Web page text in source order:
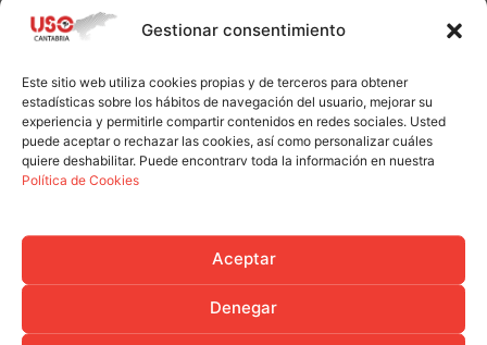
Gestionar consentimiento
Este sitio web utiliza cookies propias y de terceros para obtener
estadísticas sobre los hábitos de navegación del usuario, mejorar su
experiencia y permitirle compartir contenidos en redes sociales. Usted
puede aceptar o rechazar las cookies, así como personalizar cuáles
quiere deshabilitar. Puede encontrarv toda la información en nuestra
Política de Cookies
Aceptar
Denegar